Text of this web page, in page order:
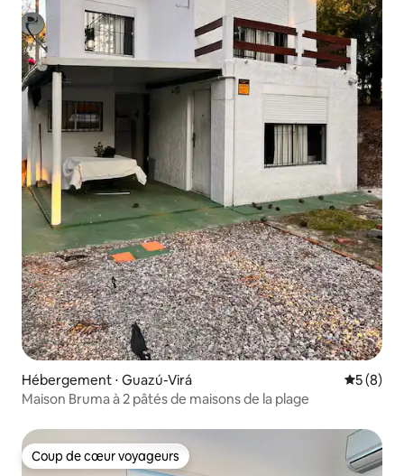
Hébergement ⋅ Guazú-Virá
5 (8)
Maison Bruma à 2 pâtés de maisons de la plage
Coup de cœur voyageurs
Coup de cœur voyageurs